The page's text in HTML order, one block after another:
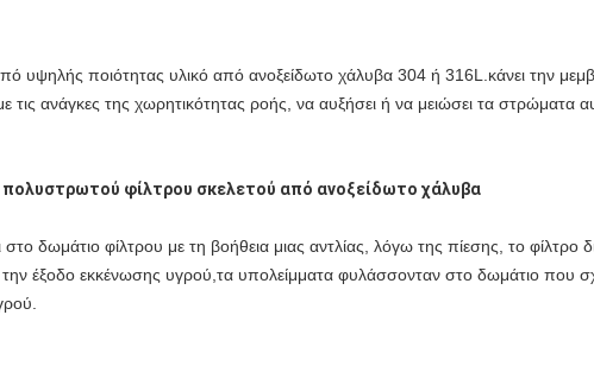
υψηλής ποιότητας υλικό από ανοξείδωτο χάλυβα 304 ή 316L.κάνει την
τις ανάγκες της χωρητικότητας ροής, να αυξήσει ή να μειώσει τα στρώματα
πολυστρωτού φίλτρου σκελετού από ανοξείδωτο χάλυβα
στο δωμάτιο φίλτρου με τη βοήθεια μιας αντλίας, λόγω της πίεσης, το
έξοδο εκκένωσης υγρού,τα υπολείμματα φυλάσσονταν στο δωμάτιο που